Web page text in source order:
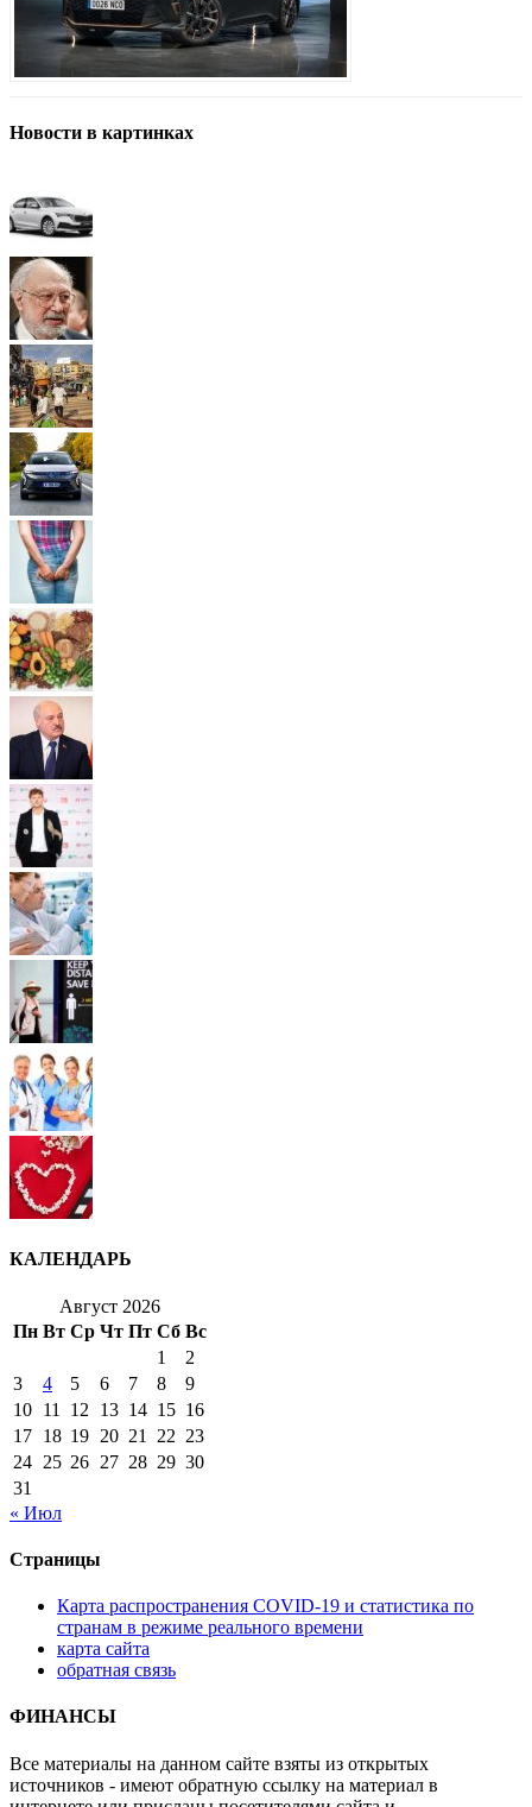
Новости в картинках
КАЛЕНДАРЬ
Август 2026
Пн Вт Ср Чт Пт Сб Вс
1
2
3
4 5 6 7 8
9
10 11 12 13 14 15 16
17 18 19 20 21 22 23
24 25 26 27 28 29 30
31
« Июл
Страницы
Карта распространения COVID-19 и статистика по
странам в режиме реального времени
карта сайта
обратная связь
ФИНАНСЫ
Все материалы на данном сайте взяты из открытых
источников - имеют обратную ссылку на материал в